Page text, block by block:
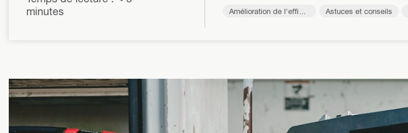
minutes
Amélioration de l'effica
Astuces et conseils